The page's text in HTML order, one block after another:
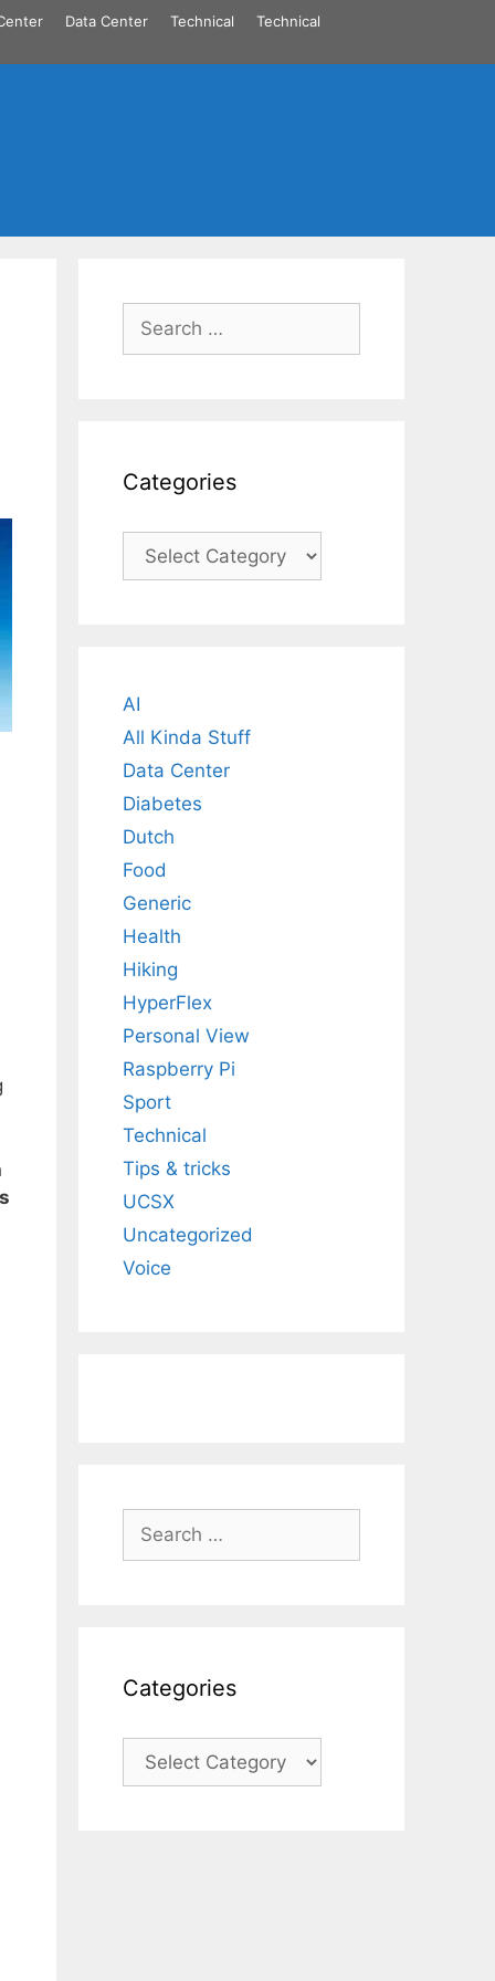
Data Center Technical Technical
Search
for:
Categories
Categories
AI
All Kinda Stuff
Data Center
Diabetes
Dutch
Food
Generic
Health
Hiking
HyperFlex
Personal View
Raspberry Pi
Sport
Technical
Tips & tricks
UCSX
Uncategorized
Voice
Search
for:
Categories
Categories